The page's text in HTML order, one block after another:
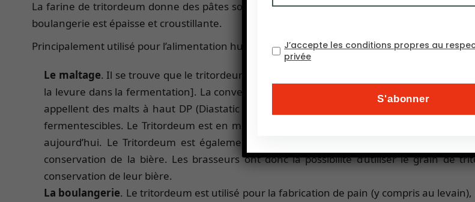
La farine de tritordeum donne des pâtes souples et faciles à travailler et les produits finis
boulangerie est épaisse et croustillante.
Principalement utilisé pour l’alimentation humaine, le tritordeum offre une large palette
Le maltage. Il se trouve que le tritordeum est très riche en amylases, ce qui lui permet
la levure dans la fermentation]. La conversion des sucres est également très
appellent des malts à haut DP (Diastatic Power), c’est-à-dire à forte teneur
fermentescibles. Le Tritordeum est en mesure d’obtenir de meilleurs résultats que la
aujourd’hui. Le Tritordeum est également pauvre en lipoxygénase, une enzyme –
conservation de la bière. Les brasseurs ont donc la possibilité d’utiliser le grain de
conservation de leur bière.
La boulangerie. Le tritordeum est utilisé pour la fabrication de pain (y compris au
J’accepte les conditions propres au
privée